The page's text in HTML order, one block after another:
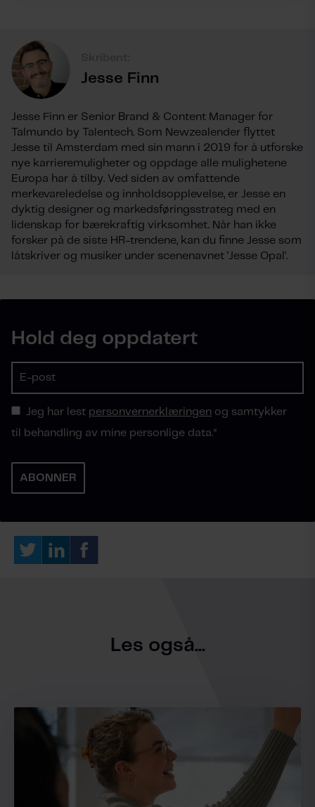
Jesse Finn
Jesse Finn er Senior Brand & Content Manager for
Talmundo by Talentech. Som Newzealender flyttet
Jesse til Amsterdam med sin mann i 2019 for å utforske
nye karrieremuligheter og oppdage alle mulighetene
Europa har å tilby. Ved siden av omfattende
merkevareledelse og innholdsopplevelse, er Jesse en
dyktig designer og markedsføringsstrateg med en
lidenskap for bærekraftig virksomhet. Når han ikke
forsker på de siste HR-trendene, kan du finne Jesse som
låtskriver og musiker under scenenavnet 'Jesse Opal'.
Hold deg oppdatert
Jeg har lest personvernerklæringen og samtykker
til behandling av mine personlige data.*
Les også...